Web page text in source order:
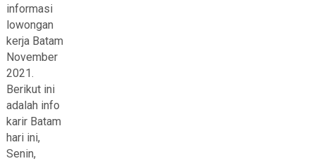
informasi
lowongan
kerja Batam
November
2021.
Berikut ini
adalah info
karir Batam
hari ini,
Senin,